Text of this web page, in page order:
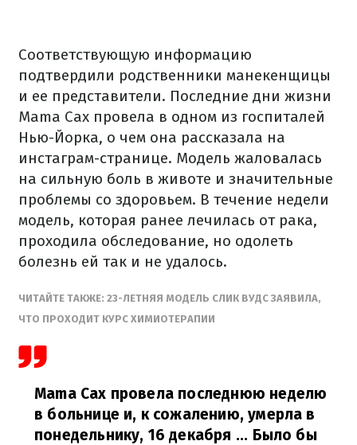
Соответствующую информацию
подтвердили родственники манекенщицы
и ее представители. Последние дни жизни
Mama Cax провела в одном из госпиталей
Нью-Йорка, о чем она рассказала на
инстаграм-странице. Модель жаловалась
на сильную боль в животе и значительные
проблемы со здоровьем. В течение недели
модель, которая ранее лечилась от рака,
проходила обследование, но одолеть
болезнь ей так и не удалось.
ЧИТАЙТЕ ТАКЖЕ: 23-ЛЕТНЯЯ МОДЕЛЬ СЛИК ВУДС ЗАЯВИЛА,
ЧТО ПРОХОДИТ КУРС ХИМИОТЕРАПИИ
Mama Cax провела последнюю неделю
в больнице и, к сожалению, умерла в
понедельнику, 16 декабря ... Было бы